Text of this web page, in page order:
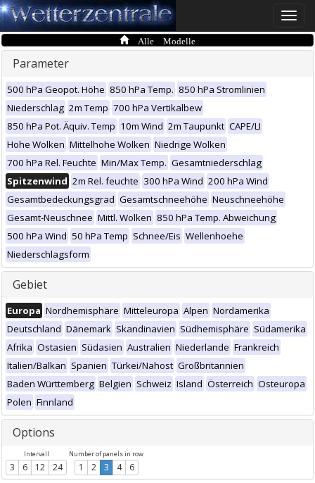
Toggle
Alle Modelle
Parameter
500 hPa Geopot. Höhe 850 hPa Temp. 850 hPa Stromlinien
Niederschlag 2m Temp 700 hPa Vertikalbew
850 hPa Pot. Äquiv. Temp 10m Wind 2m Taupunkt CAPE/LI
Hohe Wolken Mittelhohe Wolken Niedrige Wolken
700 hPa Rel. Feuchte Min/Max Temp. Gesamtniederschlag
Spitzenwind 2m Rel. feuchte 300 hPa Wind 200 hPa Wind
Gesamtbedeckungsgrad Gesamtschneehöhe Neuschneehöhe
Gesamt-Neuschnee Mittl. Wolken 850 hPa Temp. Abweichung
500 hPa Wind 50 hPa Temp Schnee/Eis Wellenhoehe
Niederschlagsform
Gebiet
Europa Nordhemisphäre Mitteleuropa Alpen Nordamerika
Deutschland Dänemark Skandinavien Südhemisphäre Südamerika
Afrika Ostasien Südasien Australien Niederlande Frankreich
Italien/Balkan Spanien Türkei/Nahost Großbritannien
Baden Württemberg Belgien Schweiz Island Österreich Osteuropa
Polen Finnland
Options
Intervall
3 6 12 24
Number of panels in row
1 2 3 4 6